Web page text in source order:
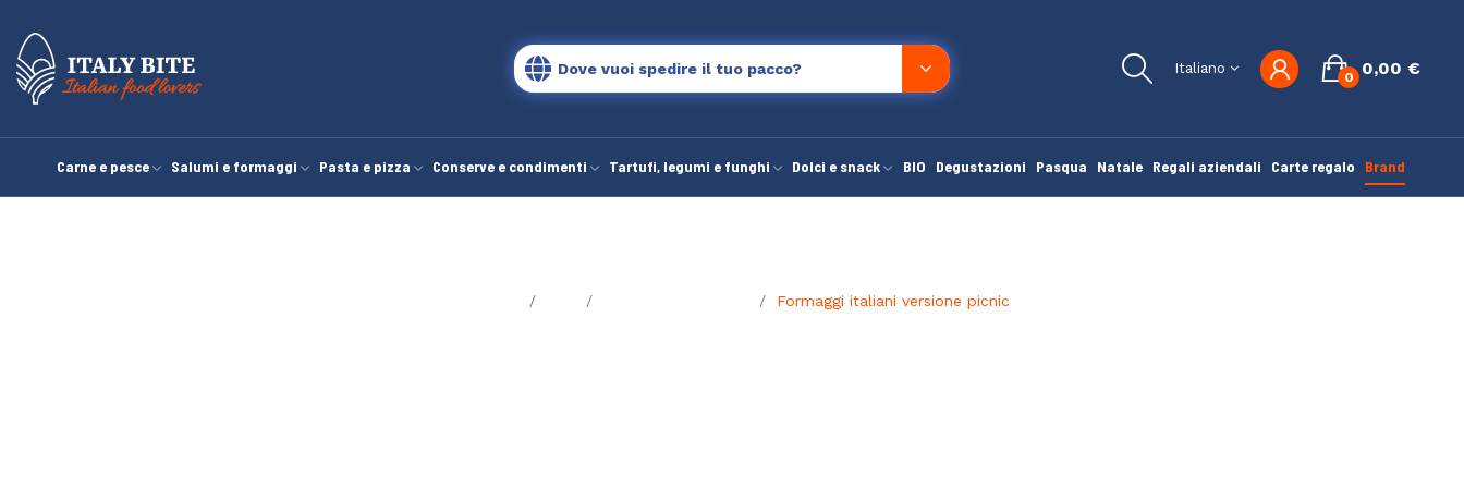
Dove vuoi spedire il tuo pacco? Italiano 0,00 €
0
Carne e pesce Salumi e formaggi Pasta e pizza Conserve e condimenti Tartufi, legumi e funghi Dolci e snack BIO Degustazioni Pasqua Natale Regali aziendali Carte regalo Brand
Formaggi italiani versione picnic